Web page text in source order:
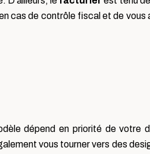
cas de contrôle fiscal et de vous
dépend en priorité de votre
vous tourner vers des